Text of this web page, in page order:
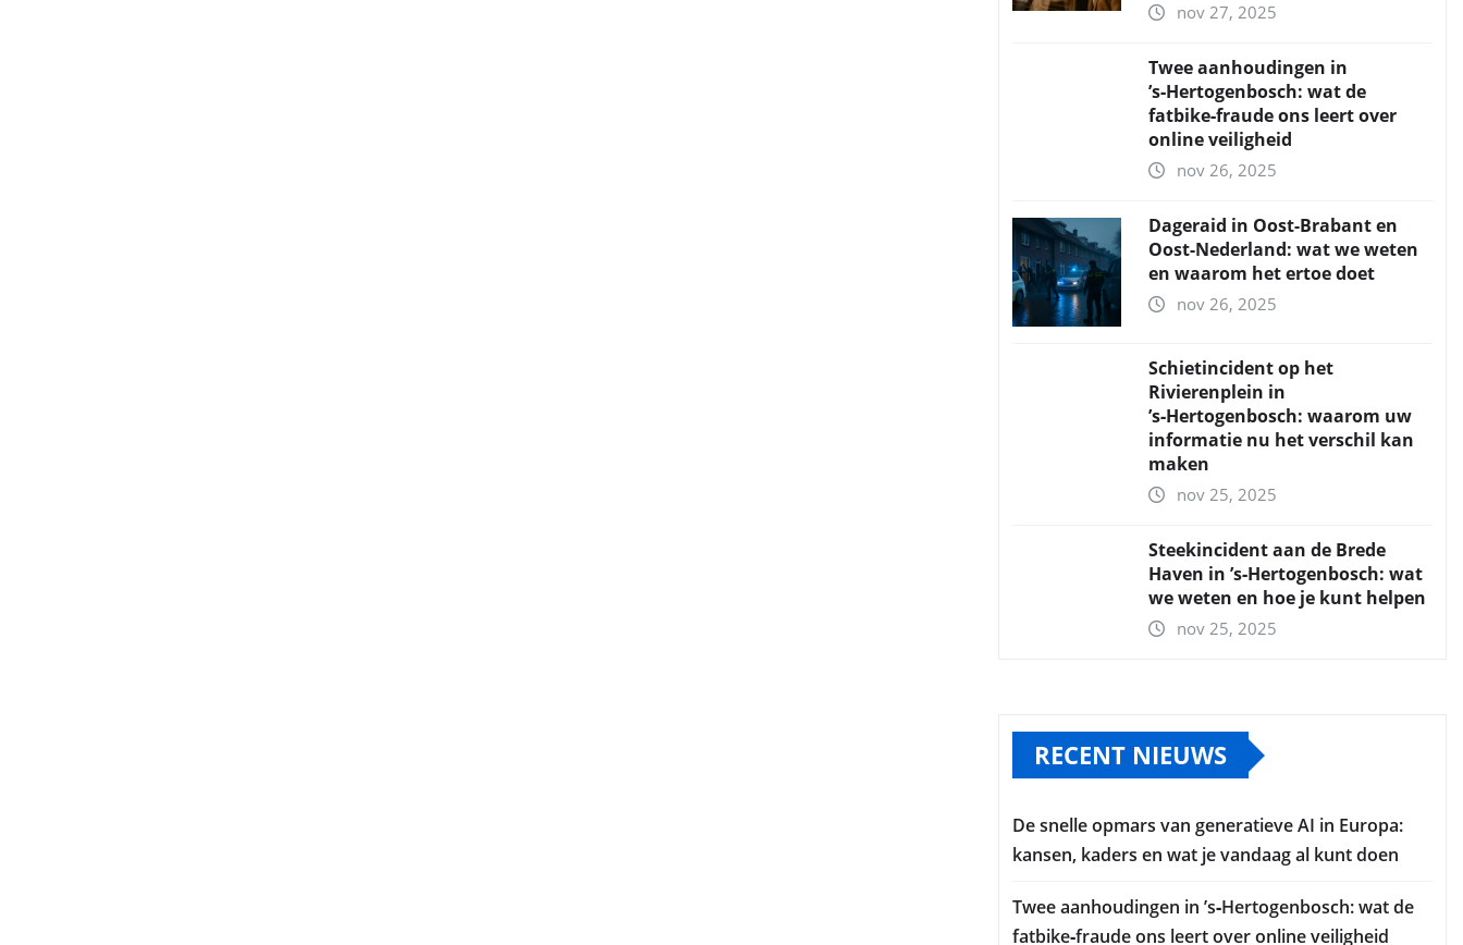
nov 27, 2025
Twee aanhoudingen in
’s‑Hertogenbosch: wat de
fatbike‑fraude ons leert over
online veiligheid
nov 26, 2025
Dageraid in Oost-Brabant en
Oost-Nederland: wat we weten
en waarom het ertoe doet
nov 26, 2025
Schietincident op het
Rivierenplein in
’s‑Hertogenbosch: waarom uw
informatie nu het verschil kan
maken
nov 25, 2025
Steekincident aan de Brede
Haven in ’s‑Hertogenbosch: wat
we weten en hoe je kunt helpen
nov 25, 2025
RECENT NIEUWS
De snelle opmars van generatieve AI in Europa:
kansen, kaders en wat je vandaag al kunt doen
Twee aanhoudingen in ’s‑Hertogenbosch: wat de
fatbike‑fraude ons leert over online veiligheid